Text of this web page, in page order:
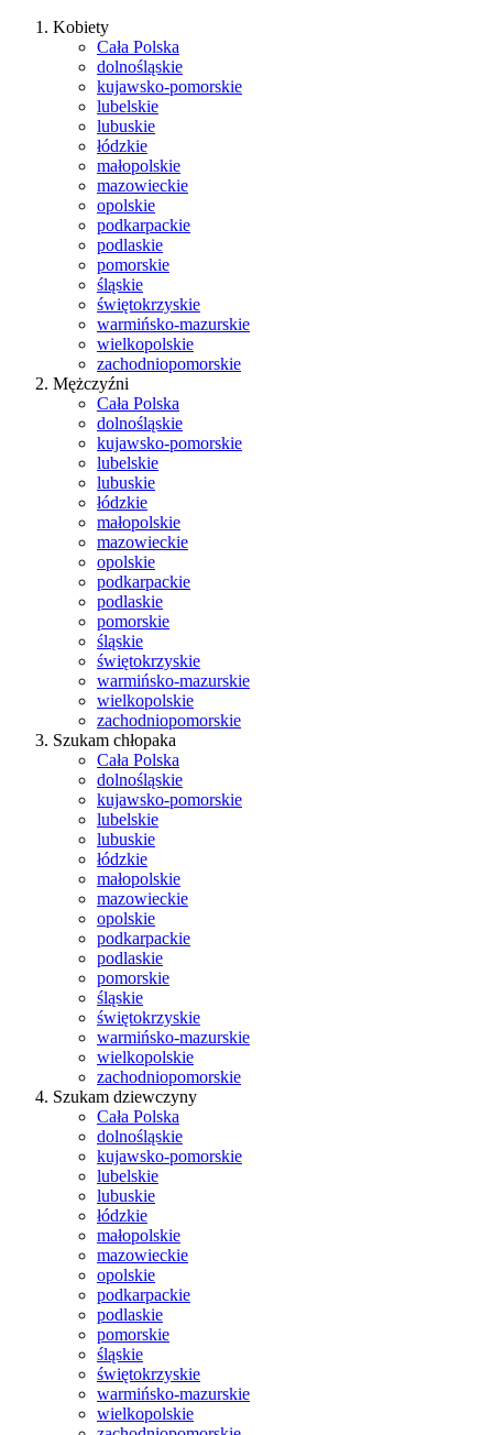
Kobiety
Cała Polska
dolnośląskie
kujawsko-pomorskie
lubelskie
lubuskie
łódzkie
małopolskie
mazowieckie
opolskie
podkarpackie
podlaskie
pomorskie
śląskie
świętokrzyskie
warmińsko-mazurskie
wielkopolskie
zachodniopomorskie
Mężczyźni
Cała Polska
dolnośląskie
kujawsko-pomorskie
lubelskie
lubuskie
łódzkie
małopolskie
mazowieckie
opolskie
podkarpackie
podlaskie
pomorskie
śląskie
świętokrzyskie
warmińsko-mazurskie
wielkopolskie
zachodniopomorskie
Szukam chłopaka
Cała Polska
dolnośląskie
kujawsko-pomorskie
lubelskie
lubuskie
łódzkie
małopolskie
mazowieckie
opolskie
podkarpackie
podlaskie
pomorskie
śląskie
świętokrzyskie
warmińsko-mazurskie
wielkopolskie
zachodniopomorskie
Szukam dziewczyny
Cała Polska
dolnośląskie
kujawsko-pomorskie
lubelskie
lubuskie
łódzkie
małopolskie
mazowieckie
opolskie
podkarpackie
podlaskie
pomorskie
śląskie
świętokrzyskie
warmińsko-mazurskie
wielkopolskie